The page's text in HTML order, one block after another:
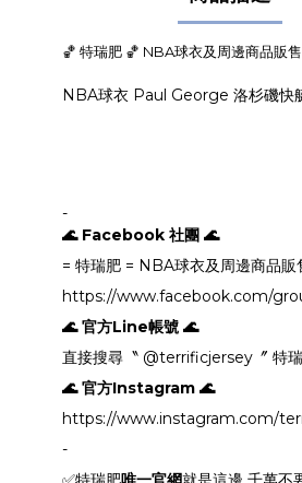
🏀 特瑞肥 🏀 NBA球衣及周邊商品販
NBA球衣 Paul George 洛杉磯
-
🌊 Facebook 社團 🌊
= 特瑞肥 = NBA球衣及周邊商品販
https://www.facebook.com/
🌊 官方Line帳號 🌊
直接搜尋〝 @terrificjersey〞 特
🌊 官方Instagram 🌊
https://www.instagram.com/
-